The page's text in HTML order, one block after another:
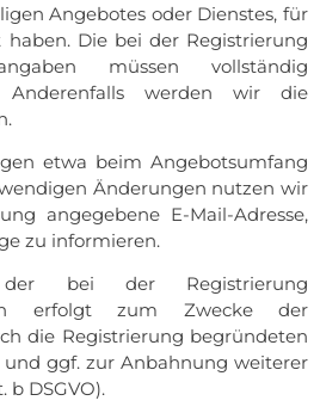
Angebotes oder Dienstes, für
Die bei der Registrierung
müssen vollständig
Anderenfalls werden wir die
etwa beim Angebotsumfang
Änderungen nutzen wir
angegebene E-Mail-Adresse,
zu informieren.
der bei der Registrierung
erfolgt zum Zwecke der
die Registrierung begründeten
und ggf. zur Anbahnung weiterer
b DSGVO).